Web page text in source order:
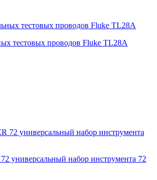
тестовых проводов Fluke TL28A
универсальный набор инструмента 72